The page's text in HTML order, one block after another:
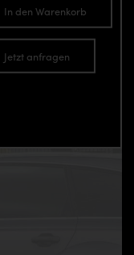
In den Warenkorb
Jetzt anfragen